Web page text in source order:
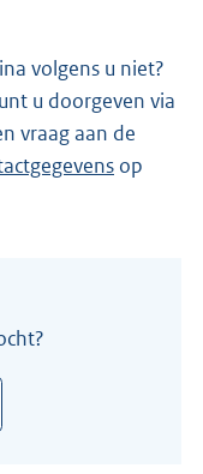
volgens u niet?
u doorgeven via
vraag aan de
op